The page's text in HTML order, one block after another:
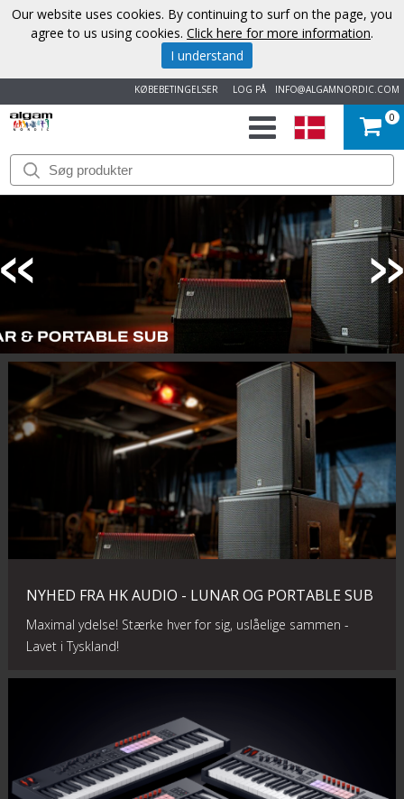
INFO@ALGAMNORDIC.COM
LOG PÅ
KØBEBETINGELSER
START
VAREMÆRKER
NYHEDER
OS
KONTAKT
0
NYHED FRA HK AUDIO - LUNAR OG PORTABLE SUB
Maximal ydelse! Stærke hver for sig, uslåelige sammen -
Lavet i Tyskland!
Our website uses cookies. By continuing to surf on the page, you
agree to us using cookies. Click here for more information.
I understand